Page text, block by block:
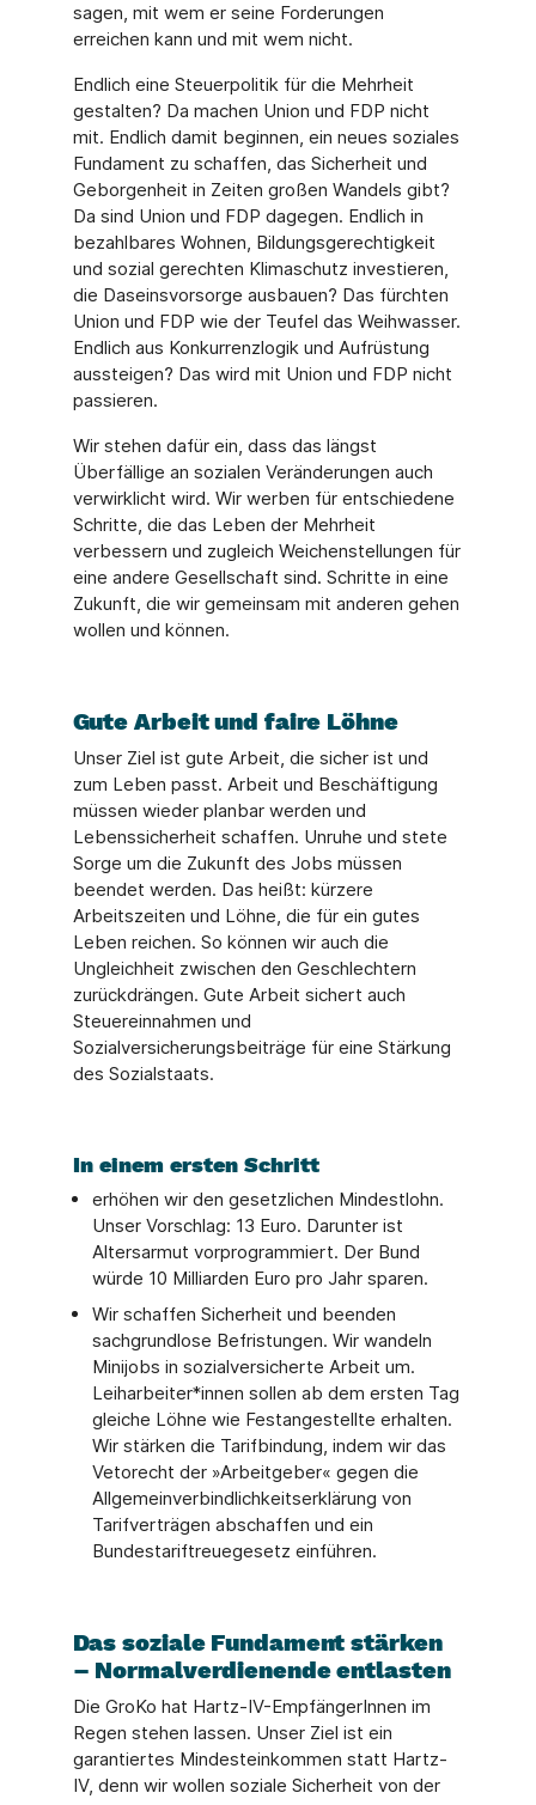
sagen, mit wem er seine Forderungen
erreichen kann und mit wem nicht.
Endlich eine Steuerpolitik für die Mehrheit
gestalten? Da machen Union und FDP nicht
mit. Endlich damit beginnen, ein neues soziales
Fundament zu schaffen, das Sicherheit und
Geborgenheit in Zeiten großen Wandels gibt?
Da sind Union und FDP dagegen. Endlich in
bezahlbares Wohnen, Bildungsgerechtigkeit
und sozial gerechten Klimaschutz investieren,
die Daseinsvorsorge ausbauen? Das fürchten
Union und FDP wie der Teufel das Weihwasser.
Endlich aus Konkurrenzlogik und Aufrüstung
aussteigen? Das wird mit Union und FDP nicht
passieren.
Wir stehen dafür ein, dass das längst
Überfällige an sozialen Veränderungen auch
verwirklicht wird. Wir werben für entschiedene
Schritte, die das Leben der Mehrheit
verbessern und zugleich Weichenstellungen für
eine andere Gesellschaft sind. Schritte in eine
Zukunft, die wir gemeinsam mit anderen gehen
wollen und können.
Gute Arbeit und faire Löhne
Unser Ziel ist gute Arbeit, die sicher ist und
zum Leben passt. Arbeit und Beschäftigung
müssen wieder planbar werden und
Lebenssicherheit schaffen. Unruhe und stete
Sorge um die Zukunft des Jobs müssen
beendet werden. Das heißt: kürzere
Arbeitszeiten und Löhne, die für ein gutes
Leben reichen. So können wir auch die
Ungleichheit zwischen den Geschlechtern
zurückdrängen. Gute Arbeit sichert auch
Steuereinnahmen und
Sozialversicherungsbeiträge für eine Stärkung
des Sozialstaats.
In einem ersten Schritt
erhöhen wir den gesetzlichen Mindestlohn.
Unser Vorschlag: 13 Euro. Darunter ist
Altersarmut vorprogrammiert. Der Bund
würde 10 Milliarden Euro pro Jahr sparen.
Wir schaffen Sicherheit und beenden
sachgrundlose Befristungen. Wir wandeln
Minijobs in sozialversicherte Arbeit um.
Leiharbeiter*innen sollen ab dem ersten Tag
gleiche Löhne wie Festangestellte erhalten.
Wir stärken die Tarifbindung, indem wir das
Vetorecht der »Arbeitgeber« gegen die
Allgemeinverbindlichkeitserklärung von
Tarifverträgen abschaffen und ein
Bundestariftreuegesetz einführen.
Das soziale Fundament stärken
– Normalverdienende entlasten
Die GroKo hat Hartz-IV-EmpfängerInnen im
Regen stehen lassen. Unser Ziel ist ein
garantiertes Mindesteinkommen statt Hartz-
IV, denn wir wollen soziale Sicherheit von der